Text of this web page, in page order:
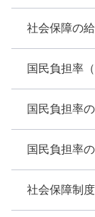
社会保障の
国民負担率
国民負担率
国民負担率
社会保障制